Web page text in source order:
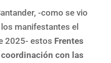
-como se vio
manifestantes el
2025- estos Frentes
con las